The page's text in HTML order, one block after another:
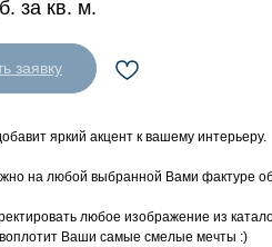
за кв. м.
заявку
яркий акцент к вашему интерьеру.
на любой выбранной Вами фактуре
любое изображение из
Ваши самые смелые мечты :)